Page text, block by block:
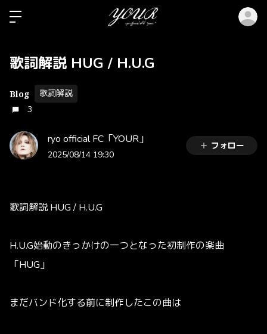
歌詞解説 HUG / H.U.G
Blog
歌詞解説
3
ryo official FC「YOUR」
2025/08/14 19:30
フォロー
歌詞解説 HUG / H.U.G
H.U.G始動のきっかけの一つとなった初制作の楽曲
「HUG」
まだバンド化する前に制作したこの曲は